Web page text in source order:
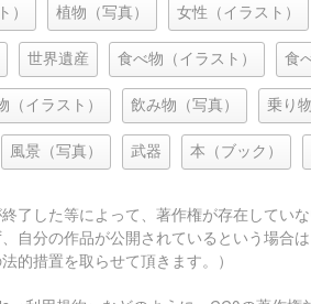
） 植物（写真） 女性（イラスト）
世界遺産 食べ物（イラスト） 食
（イラスト） 飲み物（写真） 乗り
風景（写真） 武器 本（ブック）
了した等によって、著作権が存在してい
分の作品が公開されているという場合
的措置を取らせて頂きます。）